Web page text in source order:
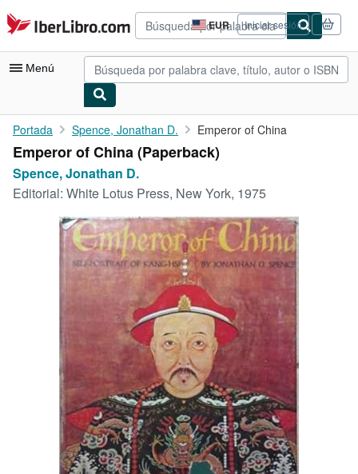
Pasar al contenido principal
IberLibro.com EUR
Preferencias
de
compra
del
Iniciar sesión
Menú
Mi cuenta
Consultar mis pedidos
Búsqueda avanzada
Libros antiguos
Arte y coleccionismo
Vendedores
Comenzar a vender
CERRAR
Portada Spence, Jonathan D. Emperor of China
Emperor of China (Paperback)
Spence, Jonathan D.
Editorial: White Lotus Press, New York, 1975